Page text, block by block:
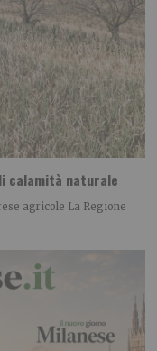
calamità naturale
agricole La Regione